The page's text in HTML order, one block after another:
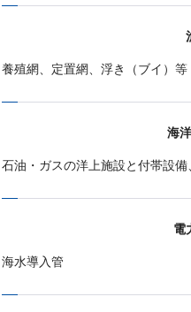
養殖網、定置網、浮き（ブイ）等
海
石油・ガスの洋上施設と付帯設
電
海水導入管